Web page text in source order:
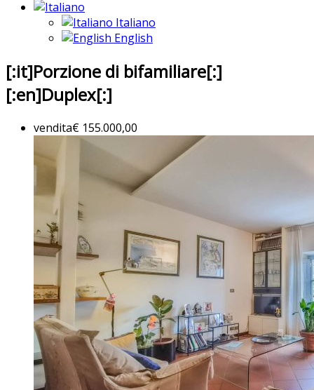
Italiano
English
[:it]Porzione di bifamiliare[:]
[:en]Duplex[:]
vendita€ 155.000,00